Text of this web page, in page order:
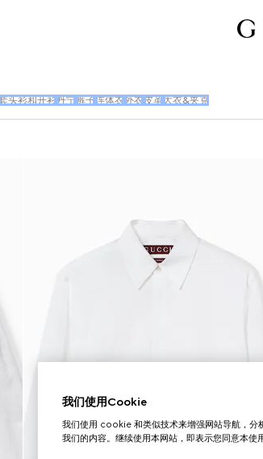
套头衫和开衫 丹宁 裤子 连体衣 外衣 皮革 大衣&夹克
我们使用Cookie
我们使用 cookie 和类似技术来增强网站导航，分
我们的内容。继续使用本网站，即表示您同意本使